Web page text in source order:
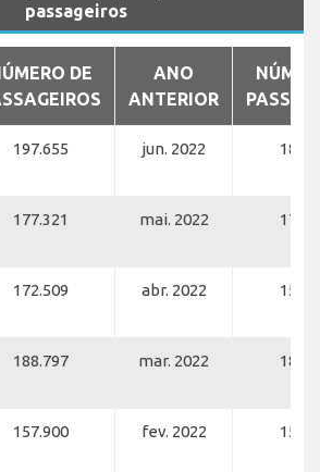
passageiros
DE
ANO
ANTERIOR
197.655 jun. 2022
177.321 mai. 2022
172.509 abr. 2022
188.797 mar. 2022
157.900 fev. 2022